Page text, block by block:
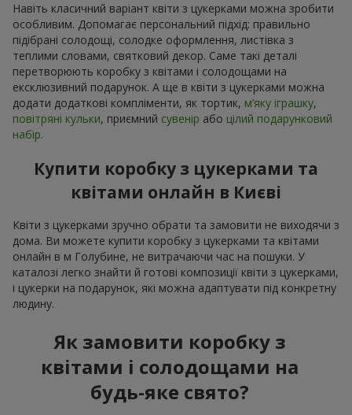
Навіть класичний варіант квіти з цукерками можна зробити
особливим. Допомагає персональний підхід: правильно
підібрані солодощі, солодке оформлення, листівка з
теплими словами, святковий декор. Саме такі деталі
перетворюють коробку з квітами і солодощами на
ексклюзивний подарунок. А ще в квіти з цукерками можна
додати додаткові компліменти, як тортик, м’яку іграшку,
повітряні кульки, приємний сувенір або цілий подарунковий
набір.
Купити коробку з цукерками та
квітами онлайн в Києві
Квіти з цукерками зручно обрати та замовити не виходячи з
дома. Ви можете купити коробку з цукерками та квітами
онлайн в м Голубине, не витрачаючи час на пошуки. У
каталозі легко знайти й готові композиції квіти з цукерками,
і цукерки на подарунок, які можна адаптувати під конкретну
людину.
Як замовити коробку з
квітами і солодощами на
будь-яке свято?